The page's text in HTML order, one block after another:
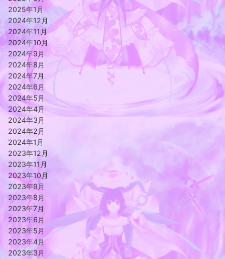
2025年1月
2024年12月
2024年11月
2024年10月
2024年9月
2024年8月
2024年7月
2024年6月
2024年5月
2024年4月
2024年3月
2024年2月
2024年1月
2023年12月
2023年11月
2023年10月
2023年9月
2023年8月
2023年7月
2023年6月
2023年5月
2023年4月
2023年3月